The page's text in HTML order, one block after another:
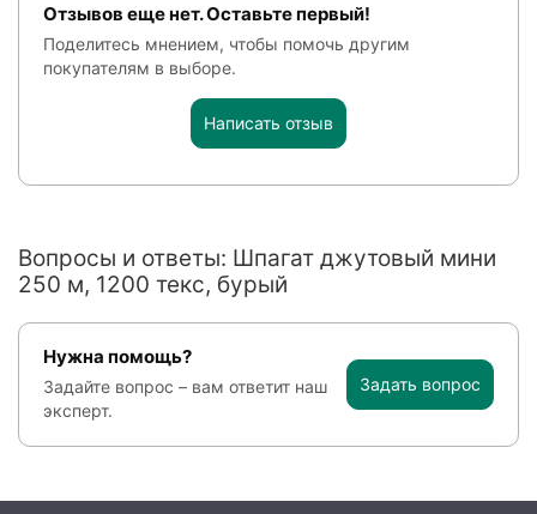
Отзывов еще нет. Оставьте первый!
Поделитесь мнением, чтобы помочь другим
покупателям в выборе.
Написать отзыв
Вопросы и ответы: Шпагат джутовый мини
250 м, 1200 текс, бурый
Нужна помощь?
Задайте вопрос – вам ответит наш
эксперт.
Задать вопрос